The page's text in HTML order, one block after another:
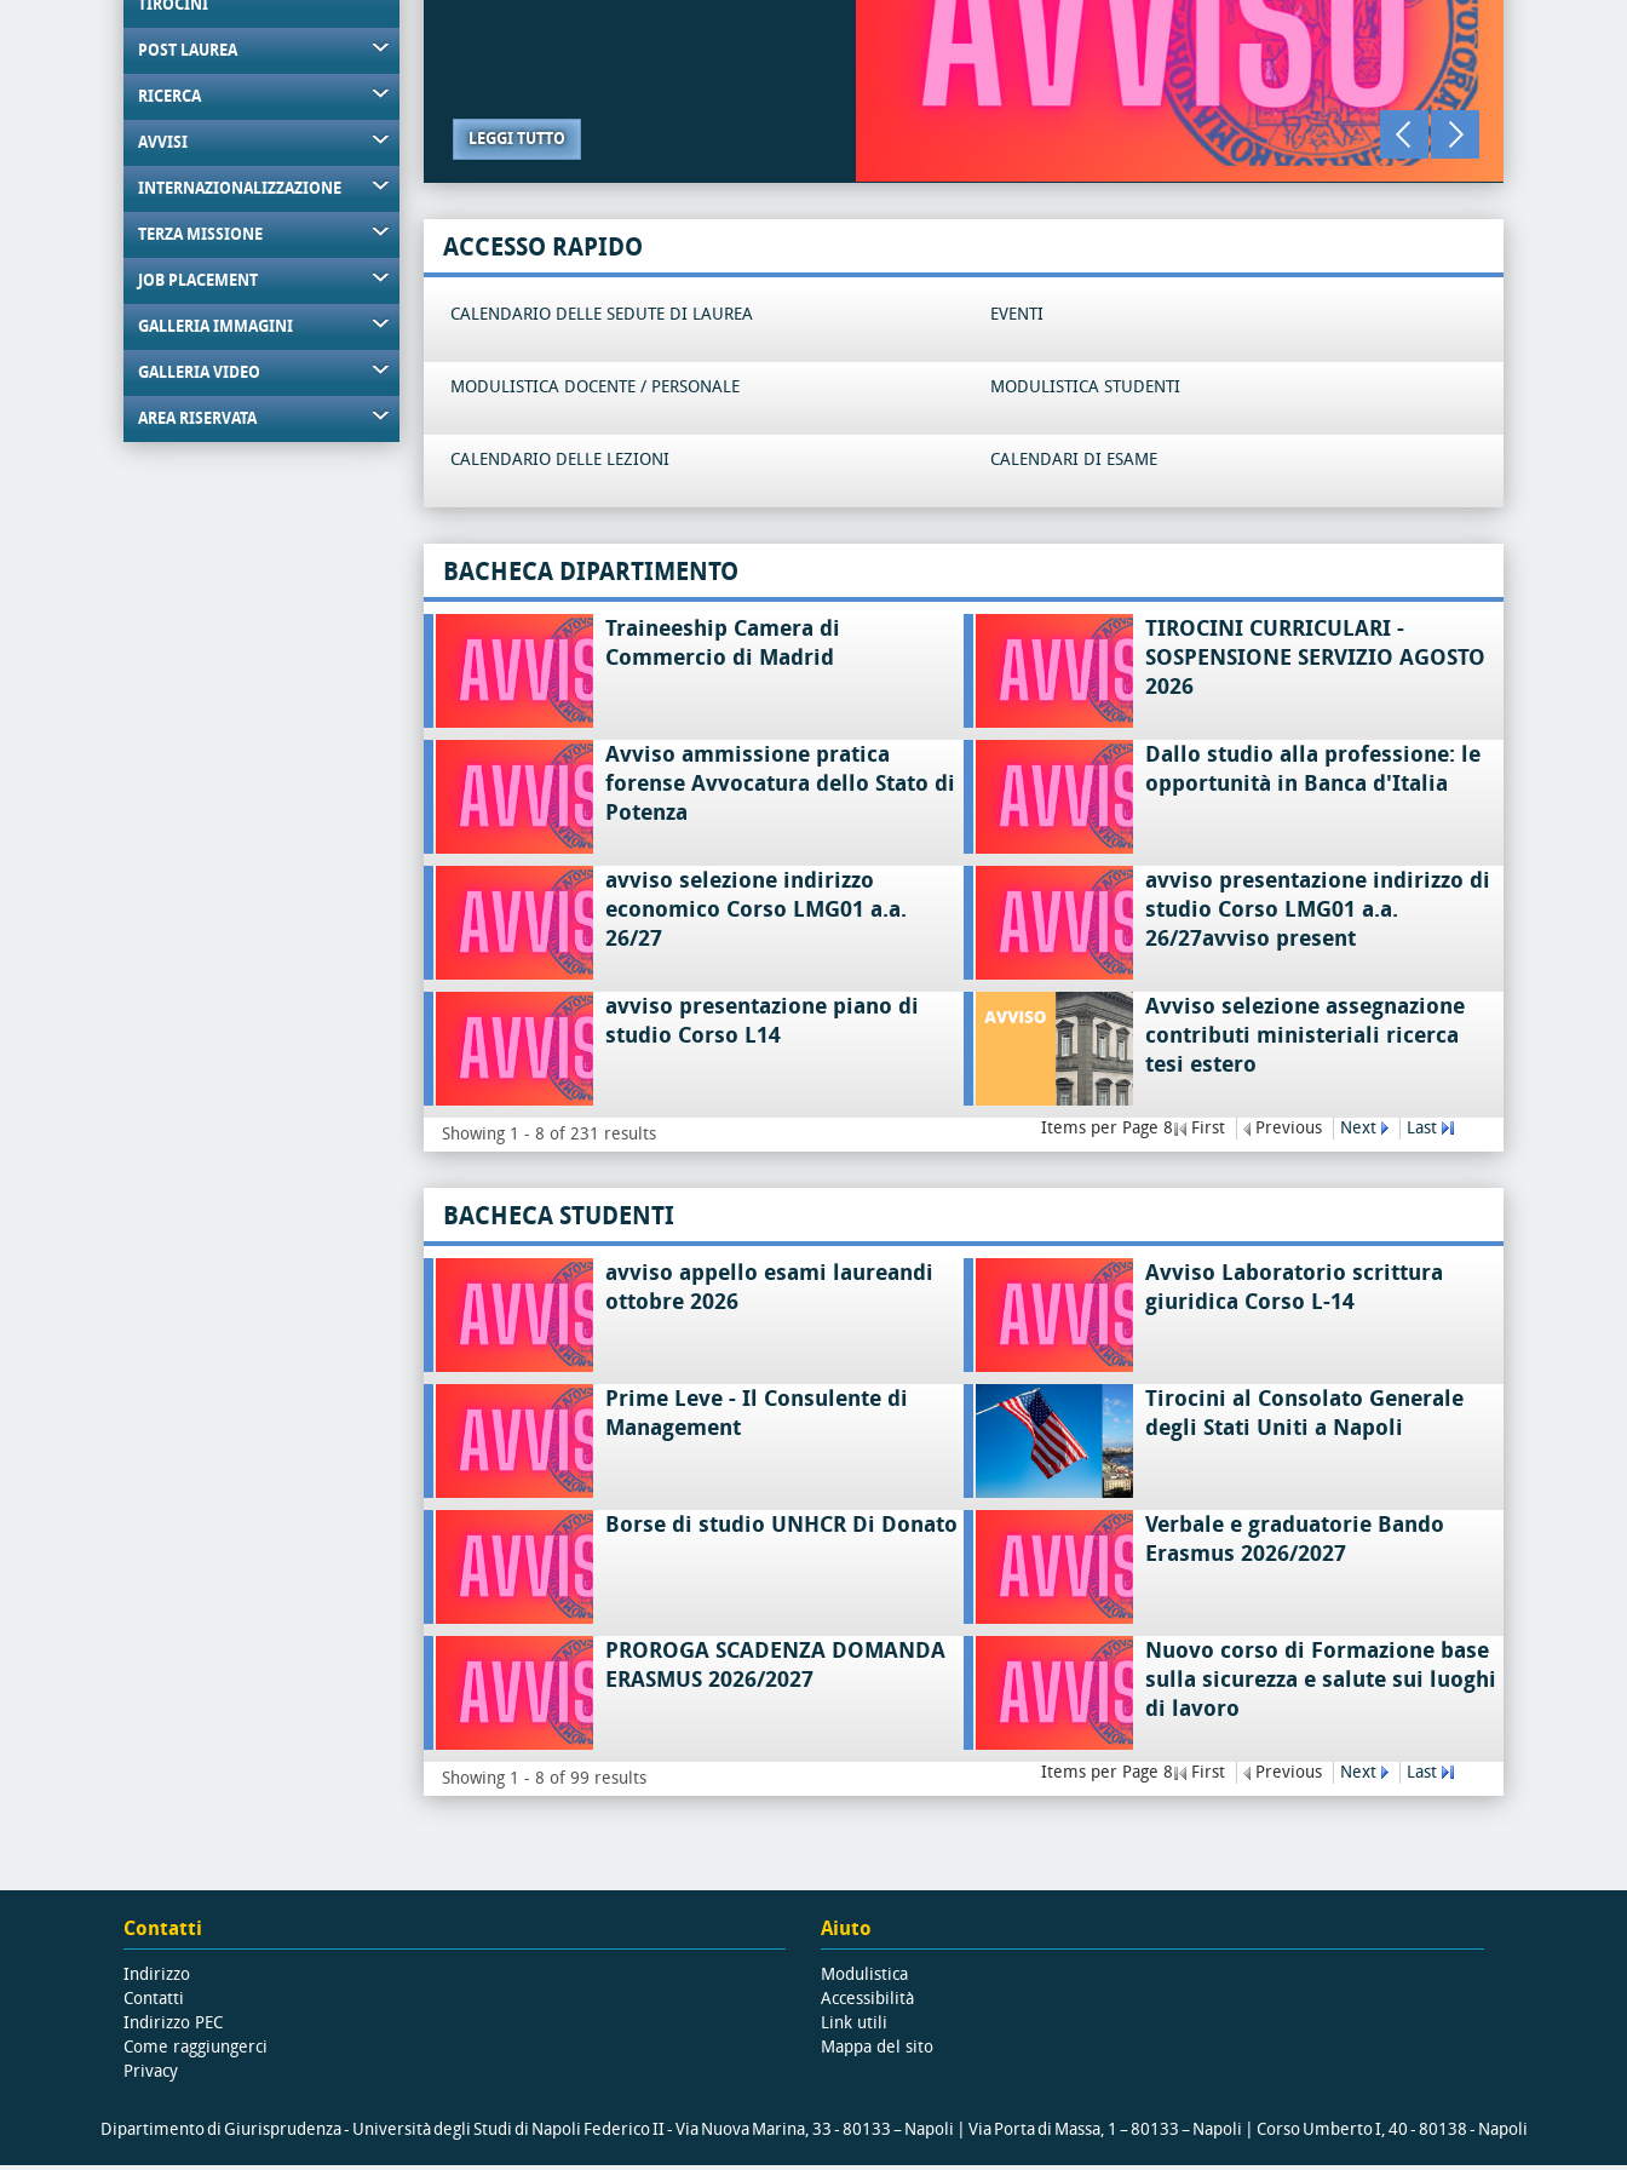
TIROCINI
POST LAUREA
RICERCA
AVVISI
INTERNAZIONALIZZAZIONE
TERZA MISSIONE
JOB PLACEMENT
GALLERIA IMMAGINI
GALLERIA VIDEO
AREA RISERVATA
LEGGI TUTTO
ACCESSO RAPIDO
CALENDARIO DELLE SEDUTE DI LAUREA EVENTI
MODULISTICA DOCENTE / PERSONALE MODULISTICA STUDENTI
CALENDARIO DELLE LEZIONI CALENDARI DI ESAME
BACHECA DIPARTIMENTO
Traineeship Camera di
Commercio di Madrid
TIROCINI CURRICULARI -
SOSPENSIONE SERVIZIO AGOSTO
2026
Avviso ammissione pratica
forense Avvocatura dello Stato di
Potenza
Dallo studio alla professione: le
opportunità in Banca d'Italia
avviso selezione indirizzo
economico Corso LMG01 a.a.
26/27
avviso presentazione indirizzo di
studio Corso LMG01 a.a.
26/27avviso present
avviso presentazione piano di
studio Corso L14
Avviso selezione assegnazione
contributi ministeriali ricerca
tesi estero
Showing 1 - 8 of 231 results Items per Page 8 First Previous Next Last
BACHECA STUDENTI
avviso appello esami laureandi
ottobre 2026
Avviso Laboratorio scrittura
giuridica Corso L-14
Prime Leve - Il Consulente di
Management
Tirocini al Consolato Generale
degli Stati Uniti a Napoli
Borse di studio UNHCR Di Donato
Verbale e graduatorie Bando
Erasmus 2026/2027
PROROGA SCADENZA DOMANDA
ERASMUS 2026/2027
Nuovo corso di Formazione base
sulla sicurezza e salute sui luoghi
di lavoro
Showing 1 - 8 of 99 results Items per Page 8 First Previous Next Last
Contatti
Indirizzo
Contatti
Indirizzo PEC
Come raggiungerci
Privacy
Aiuto
Modulistica
Accessibilità
Link utili
Mappa del sito
Dipartimento di Giurisprudenza - Università degli Studi di Napoli Federico II - Via Nuova Marina, 33 - 80133 – Napoli | Via Porta di Massa, 1 – 80133 – Napoli | Corso Umberto I, 40 - 80138 - Napoli